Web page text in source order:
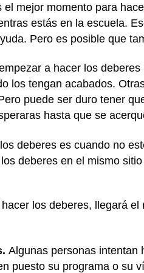
el mejor momento para
estás en la escuela.
Pero es posible que
a hacer los
los tengan acabados.
puede ser duro tener
hasta que se
deberes es cuando no
deberes en el mismo
los deberes, llegará
Algunas personas intentan
puesto su programa o su